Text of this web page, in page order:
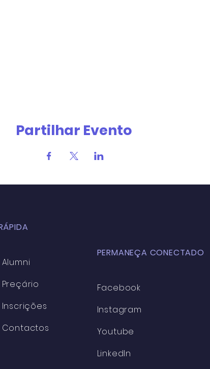
Partilhar Evento
Alumni
Preçário
Inscrições
Contactos
PERMANEÇA CONECTADO
Facebook
Instagram
Youtube
LinkedIn